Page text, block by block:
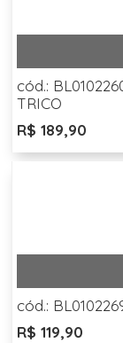
cód.:
TRICO
R$ 189,90
cód.:
R$ 119,90